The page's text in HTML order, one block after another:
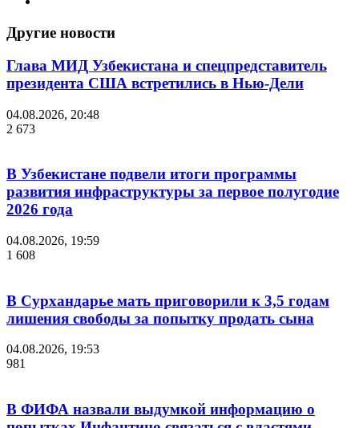
Другие новости
Глава МИД Узбекистана и спецпредставитель
президента США встретились в Нью-Дели
04.08.2026, 20:48
2 673
В Узбекистане подвели итоги программы
развития инфраструктуры за первое полугодие
2026 года
04.08.2026, 19:59
1 608
В Сурхандарье мать приговорили к 3,5 годам
лишения свободы за попытку продать сына
04.08.2026, 19:53
981
В ФИФА назвали выдумкой информацию о